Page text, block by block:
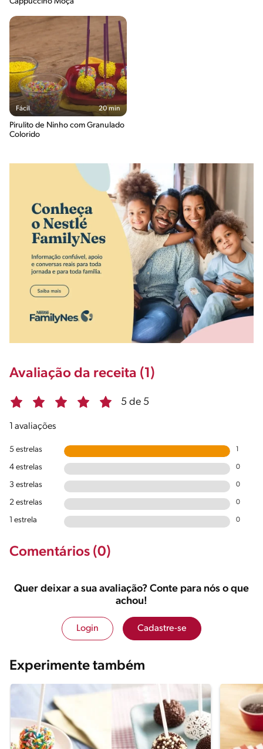
Fácil 20 min
Pirulito de Ninho com Granulado
Colorido
Avaliação da receita (1)
5 de 5
1 avaliações
5 estrelas 1
4 estrelas 0
3 estrelas 0
2 estrelas 0
1 estrela 0
Comentários (0)
Quer deixar a sua avaliação? Conte para nós o que
achou!
Login Cadastre-se
Experimente também